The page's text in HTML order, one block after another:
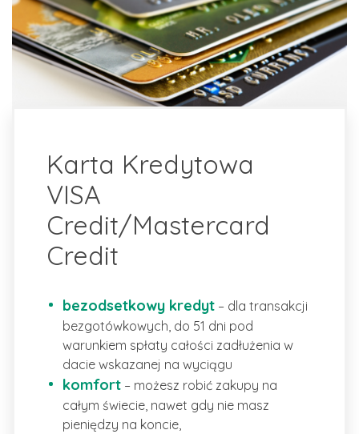
Karta Kredytowa
VISA
Credit/Mastercard
Credit
bezodsetkowy kredyt – dla transakcji
bezgotówkowych, do 51 dni pod
warunkiem spłaty całości zadłużenia w
dacie wskazanej na wyciągu
komfort – możesz robić zakupy na
całym świecie, nawet gdy nie masz
pieniędzy na koncie,